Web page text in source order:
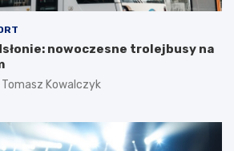
nowoczesne trolejbusy na
Tomasz Kowalczyk